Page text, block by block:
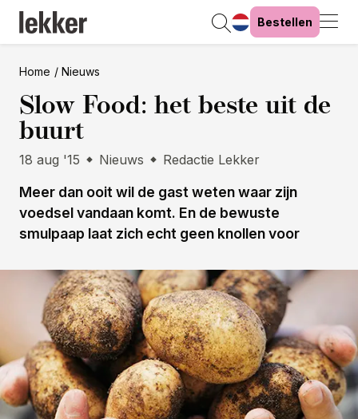
Bestellen
Home Nieuws
Slow Food: het beste uit de
buurt
18 aug '15 Nieuws Redactie Lekker
Meer dan ooit wil de gast weten waar zijn
voedsel vandaan komt. En de bewuste
smulpaap laat zich echt geen knollen voor